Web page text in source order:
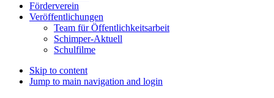
Förderverein
Veröffentlichungen
Team für Öffentlichkeitsarbeit
Schimper-Aktuell
Schulfilme
Skip to content
Jump to main navigation and login